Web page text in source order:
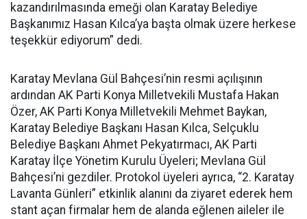
kazandırılmasında emeği olan Karatay Belediye
Başkanımız Hasan Kılca’ya başta olmak üzere herkese
teşekkür ediyorum” dedi.
Karatay Mevlana Gül Bahçesi’nin resmi açılışının
ardından AK Parti Konya Milletvekili Mustafa Hakan
Özer, AK Parti Konya Milletvekili Mehmet Baykan,
Karatay Belediye Başkanı Hasan Kılca, Selçuklu
Belediye Başkanı Ahmet Pekyatırmacı, AK Parti
Karatay İlçe Yönetim Kurulu Üyeleri; Mevlana Gül
Bahçesi’ni gezdiler. Protokol üyeleri ayrıca, “2. Karatay
Lavanta Günleri” etkinlik alanını da ziyaret ederek hem
stant açan firmalar hem de alanda eğlenen aileler ile